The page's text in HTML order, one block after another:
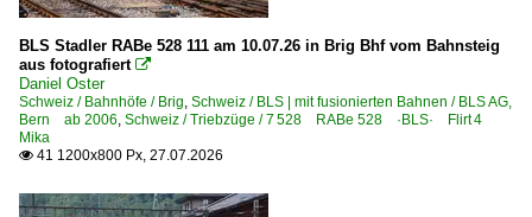
760 (Stuttgart–) Plochingen – Tübingen ·Neckar-Alb-
774 Tübingen – Rottenburg – Eyach – Horb ·Kulturbahn·
Strecken | KBS 800-999
BLS Stadler RABe 528 111 am 10.07.26 in Brig Bhf vom Bahnsteig
aus fotografiert 
Daniel Oster
Schweiz / Bahnhöfe / Brig, Schweiz / BLS | mit fusionierten Bahnen / BLS AG,
Bern ab 2006, Schweiz / Triebzüge / 7 528 RABe 528 ·BLS· Flirt 4
Mika
 41 1200x800 Px, 27.07.2026